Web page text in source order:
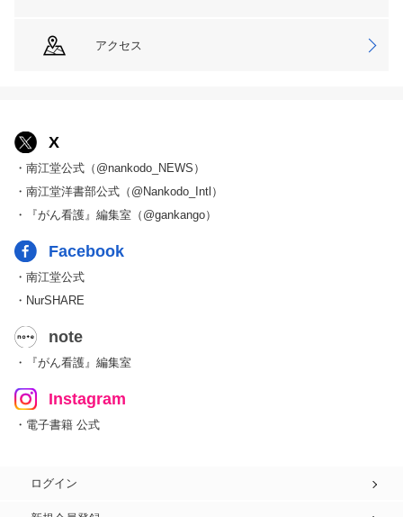
アクセス
X
・南江堂公式（@nankodo_NEWS）
・南江堂洋書部公式（@Nankodo_Intl）
・『がん看護』編集室（@gankango）
Facebook
・南江堂公式
・NurSHARE
note
・『がん看護』編集室
Instagram
・電子書籍 公式
ログイン